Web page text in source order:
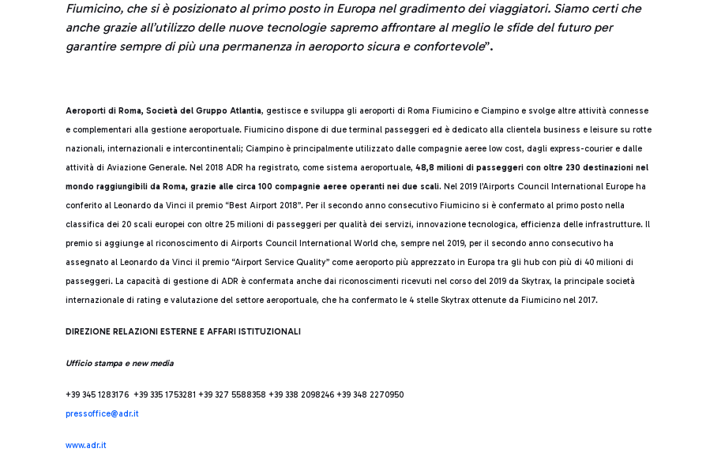
Fiumicino, che si è posizionato al primo posto in Europa nel gradimento dei viaggiatori. Siamo certi che
anche grazie all’utilizzo delle nuove tecnologie sapremo affrontare al meglio le sfide del futuro per
garantire sempre di più una permanenza in aeroporto sicura e confortevole”.
Aeroporti di Roma, Società del Gruppo Atlantia, gestisce e sviluppa gli aeroporti di Roma Fiumicino e Ciampino e svolge altre attività connesse
e complementari alla gestione aeroportuale. Fiumicino dispone di due terminal passeggeri ed è dedicato alla clientela business e leisure su rotte
nazionali, internazionali e intercontinentali; Ciampino è principalmente utilizzato dalle compagnie aeree low cost, dagli express-courier e dalle
attività di Aviazione Generale. Nel 2018 ADR ha registrato, come sistema aeroportuale, 48,8 milioni di passeggeri con oltre 230 destinazioni nel
mondo raggiungibili da Roma, grazie alle circa 100 compagnie aeree operanti nei due scali. Nel 2019 l’Airports Council International Europe ha
conferito al Leonardo da Vinci il premio “Best Airport 2018”. Per il secondo anno consecutivo Fiumicino si è confermato al primo posto nella
classifica dei 20 scali europei con oltre 25 milioni di passeggeri per qualità dei servizi, innovazione tecnologica, efficienza delle infrastrutture. Il
premio si aggiunge al riconoscimento di Airports Council International World che, sempre nel 2019, per il secondo anno consecutivo ha
assegnato al Leonardo da Vinci il premio “Airport Service Quality” come aeroporto più apprezzato in Europa tra gli hub con più di 40 milioni di
passeggeri. La capacità di gestione di ADR è confermata anche dai riconoscimenti ricevuti nel corso del 2019 da Skytrax, la principale società
internazionale di rating e valutazione del settore aeroportuale, che ha confermato le 4 stelle Skytrax ottenute da Fiumicino nel 2017.
DIREZIONE RELAZIONI ESTERNE E AFFARI ISTITUZIONALI
Ufficio stampa e new media
+39 345 1283176 +39 335 1753281 +39 327 5588358 +39 338 2098246 +39 348 2270950
pressoffice@adr.it
www.adr.it